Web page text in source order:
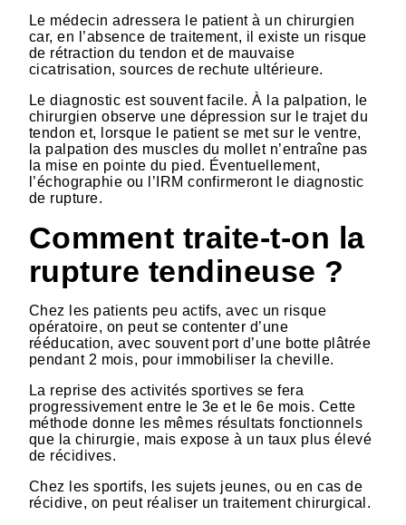
Le médecin adressera le patient à un chirurgien
car, en l’absence de traitement, il existe un risque
de rétraction du tendon et de mauvaise
cicatrisation, sources de rechute ultérieure.
Le diagnostic est souvent facile. À la palpation, le
chirurgien observe une dépression sur le trajet du
tendon et, lorsque le patient se met sur le ventre,
la palpation des muscles du mollet n’entraîne pas
la mise en pointe du pied. Éventuellement,
l’échographie ou l’IRM confirmeront le diagnostic
de rupture.
Comment traite-t-on la
rupture tendineuse ?
Chez les patients peu actifs, avec un risque
opératoire, on peut se contenter d’une
rééducation, avec souvent port d’une botte plâtrée
pendant 2 mois, pour immobiliser la cheville.
La reprise des activités sportives se fera
progressivement entre le 3e et le 6e mois. Cette
méthode donne les mêmes résultats fonctionnels
que la chirurgie, mais expose à un taux plus élevé
de récidives.
Chez les sportifs, les sujets jeunes, ou en cas de
récidive, on peut réaliser un traitement chirurgical.